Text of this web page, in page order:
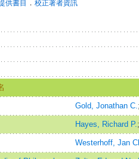
供書目 ． 校正著者資訊
Gold, Jonathan C.
Hayes, Richard P.
Westerhoff, Jan